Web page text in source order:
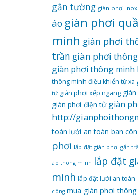
gắn tường giàn phơi inox
áo giàn phơi
minh giàn phơi
trần giàn phơi
giàn phơi thông minh
thông minh điều khiển từ xa
tử giàn phơi xếp ngang
giàn phơi điện tử giàn
http://
toàn lưới an toàn ban
phơi lắp đặt giàn phơi gắn
áo thông minh lắp đặt
minh lắp đặt lưới an toàn
công mua giàn phơi